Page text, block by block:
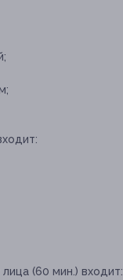
(60 мин.) входит: